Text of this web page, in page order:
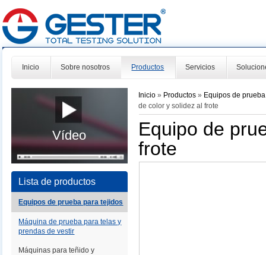
Inicio Sobre nosotros Productos Servicios
Vídeo
Lista de productos
Equipos de prueba para tejidos
Máquina de prueba para telas y
prendas de vestir
Máquinas para teñido y
Inicio » Productos» Equipos de
de color y solidez al frote
Equipo de
frote